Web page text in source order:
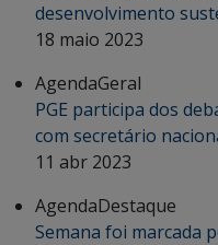
desenvolvimento
18 maio 2023
AgendaGeral
PGE participa dos
com secretário
11 abr 2023
AgendaDestaque
Semana foi marcada